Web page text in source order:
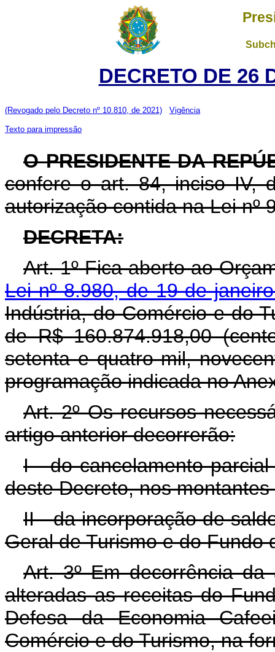
DECRETO DE 26
(Revogado pelo Decreto nº 10.810, de 2021) Vigência
Texto para impressão
O PRESIDENTE DA
confere o art. 84, inciso IV,
autorização contida na Lei nº
DECRETA:
Art. 1º Fica aberto ao
Lei nº 8.980, de 19 de
Indústria, do Comércio e do
de R$ 160.874.918,00
setenta e quatro mil,
programação indicada no
Art. 2º Os recursos
artigo anterior decorrerão:
I - do cancelamento
deste Decreto, nos
II - da incorporação de
Geral de Turismo e do Fundo
Art. 3º Em decorrência
alteradas as receitas do
Defesa da Economia
Comércio e do Turismo, na